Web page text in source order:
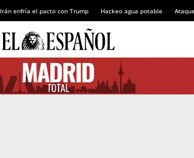
Irán enfría el pacto con Trump Hackeo agua potable